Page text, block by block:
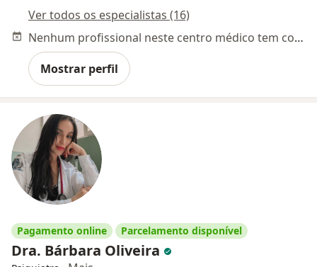
Ver todos os especialistas (16)
Nenhum profissional neste centro médico tem consultas disponíveis
Mostrar perfil
Pagamento online Parcelamento disponível
Dra. Bárbara Oliveira